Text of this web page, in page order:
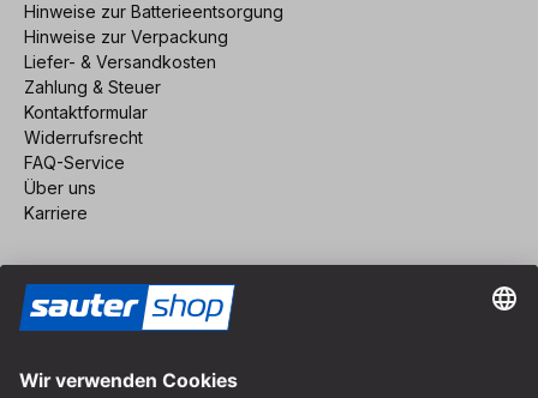
Hinweise zur Batterieentsorgung
Hinweise zur Verpackung
Liefer- & Versandkosten
Zahlung & Steuer
Kontaktformular
Widerrufsrecht
FAQ-Service
Über uns
Karriere